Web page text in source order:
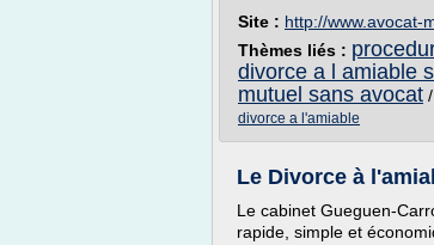
Site : http://www.avocat-
Thèmes liés :
divorce a l amiable
mutuel sans avocat /
divorce a l'amiable
Le Divorce à
Le cabinet Gueguen-
rapide, simple et